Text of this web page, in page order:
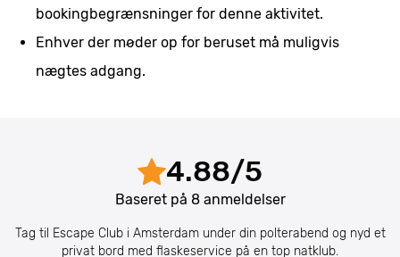
bookingbegrænsninger for denne aktivitet.
Enhver der møder op for beruset må muligvis
nægtes adgang.
4.88/5
Baseret på 8anmeldelser
Tag til Escape Club i Amsterdam under din polterabend og nyd et
privat bord med flaskeservice på en top natklub.